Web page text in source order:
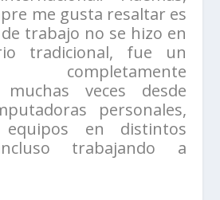
me gusta resaltar es
trabajo no se hizo en
tradicional, fue un
muchas veces desde
personales,
equipos en distintos
trabajando a